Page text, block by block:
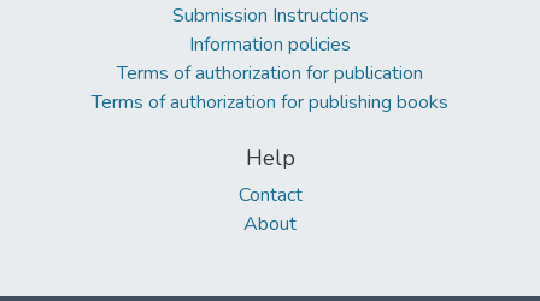
Submission Instructions
Information policies
Terms of authorization for publication
Terms of authorization for publishing books
Help
Contact
About